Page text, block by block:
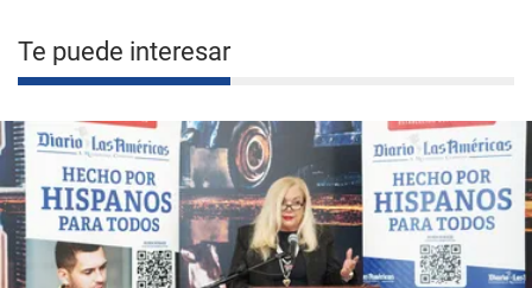
Te puede interesar